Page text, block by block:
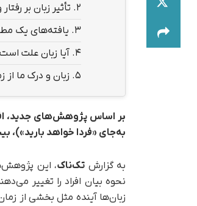
2. تأثیر زبان بر
3. یافته‌های یک
4. آیا زبان علت
5. زبان و درک ما از
بر اساس پژوهش‌های جدید،
به‌جای «فردا خواهد بارید»)،
به گزارش تک‌ناک، این
نحوه بیان افراد را تغییر
زبان‌ها آینده مثل بخشی از